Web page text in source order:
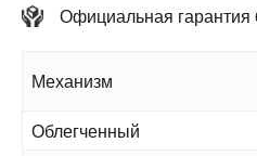
Официальная гарантия
Механизм
Облегченный